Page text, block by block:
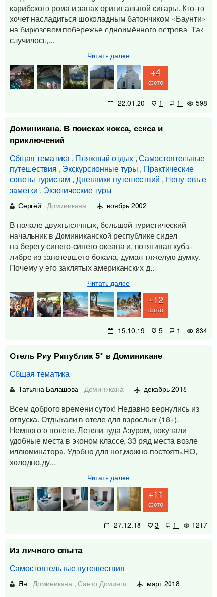
карибского рома и запах оригинальной сигары. Кто-то
хочет насладиться шоколадным батончиком «Баунти»
на бирюзовом побережье одноимённого острова. Так
случилось,...
Читать далее
+4
фото
22.01.20 1 1 598
Доминикана. В поисках кокса, секса и
приключений
Общая тематика , Пляжный отдых , Самостоятельные
путешествия , Экскурсионные туры , Практические
советы туристам , Дневники путешествий , Непутевые
заметки , Экзотические туры
Сергей Доминикана ноябрь 2002
В начале двухтысячных, большой туристический
начальник в Доминиканской республике сидел
на берегу синего-синего океана и, потягивая куба-
либре из запотевшего бокала, думал тяжелую думку.
Почему у его заклятых американских д...
Читать далее
+12
фото
15.10.19 5 1 834
Отель Риу Рипублик 5* в Доминикане
Общая тематика
Татьяна Балашова Доминикана декабрь 2018
Всем доброго времени суток! Недавно вернулись из
отпуска. Отдыхали в отеле для взрослых (18+).
Немного о полете. Летели туда Азуром, покупали
удобные места в эконом классе, 33 ряд места возле
иллюминатора. Удобно для ног,можно постоять.НО,
холодно,ду...
Читать далее
+11
фото
27.12.18 3 1 1217
Из личного опыта
Самостоятельные путешествия
Ян Доминикана , Санто Доминго март 2018